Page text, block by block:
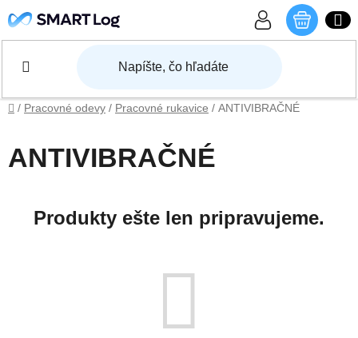
Domov
/ Pracovné odevy / Pracovné rukavice / ANTIVIBRAČNÉ
ANTIVIBRAČNÉ
Produkty ešte len pripravujeme.